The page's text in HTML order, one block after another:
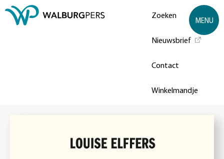
Zoeken
Nieuwsbrief
Contact
Winkelmandje
MENU